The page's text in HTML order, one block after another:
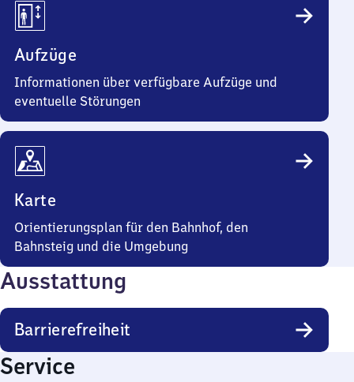
Aufzüge
Informationen über verfügbare Aufzüge und
eventuelle Störungen
Karte
Orientierungsplan für den Bahnhof, den
Bahnsteig und die Umgebung
Ausstattung
Barrierefreiheit
Service